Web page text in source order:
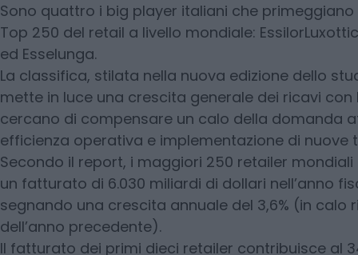
Sono quattro i big player italiani che
Top 250 del retail a livello mondiale:
ed Esselunga.
La classifica, stilata nella nuova edizione dello
mette in luce una crescita generale dei ricavi con
cercano di compensare un calo della domanda
efficienza operativa e implementazione di nuove
Secondo il report, i maggiori 250 retailer
un fatturato di 6.030 miliardi di dollari nell’anno
segnando una crescita annuale del 3,6% (in calo
dell’anno precedente).
Il fatturato dei primi dieci retailer contribuisce al